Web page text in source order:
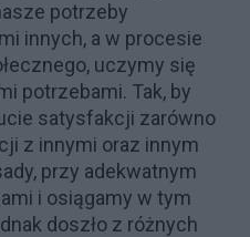
potrzeby
innych, a w procesie
uczymy się
potrzebami. Tak, by
satysfakcji zarówno
z innymi oraz innym
przy adekwatnym
i osiągamy w tym
doszło z różnych